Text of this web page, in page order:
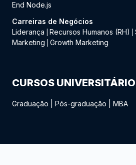
End Node.js
Carreiras de Negócios
Liderança
Recursos Humanos (RH)
Marketing
Growth Marketing
CURSOS
Graduação Pós-graduação MBA